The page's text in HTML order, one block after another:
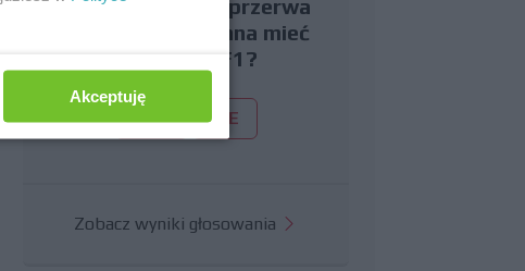
Czy uważasz, że przerwa
wakacyjna powinna mieć
miejsce w F1?
TAK NIE
Zobacz wyniki głosowania
Akceptuję